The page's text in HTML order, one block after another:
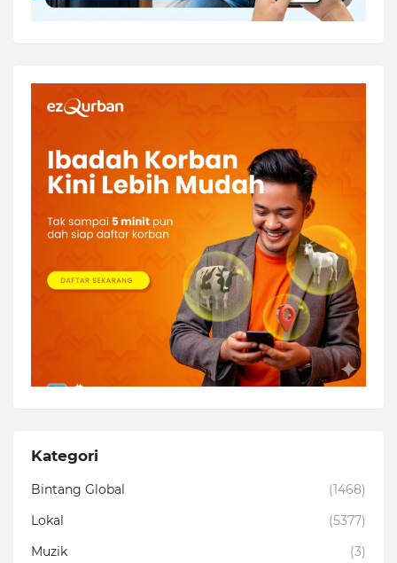
Kategori
Bintang Global
(1468)
Lokal
(5377)
Muzik
(3)